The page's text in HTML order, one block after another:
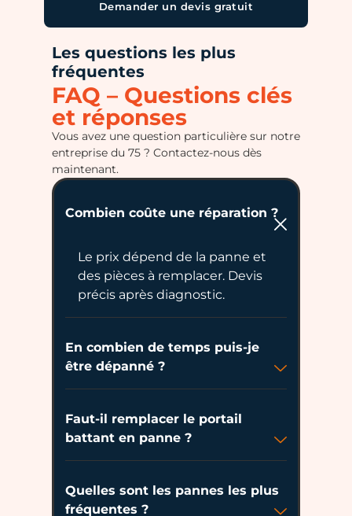
Demander un devis gratuit
Les questions les plus
fréquentes
FAQ – Questions clés
et réponses
Vous avez une question particulière sur notre
entreprise du 75 ? Contactez-nous dès
maintenant.
Combien coûte une réparation ?
Le prix dépend de la panne et
des pièces à remplacer. Devis
précis après diagnostic.
En combien de temps puis-je
être dépanné ?
Faut-il remplacer le portail
battant en panne ?
Quelles sont les pannes les plus
fréquentes ?